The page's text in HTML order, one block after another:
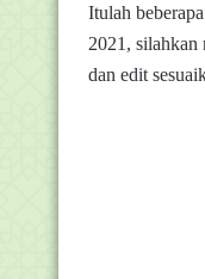
Itulah
2021, silahkan
dan edit